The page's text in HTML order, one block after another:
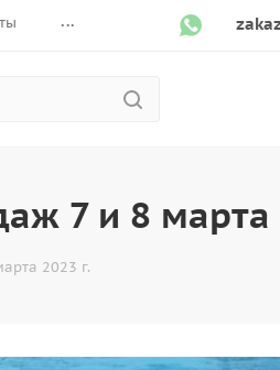
...
7 и 8 марта
2023 г.